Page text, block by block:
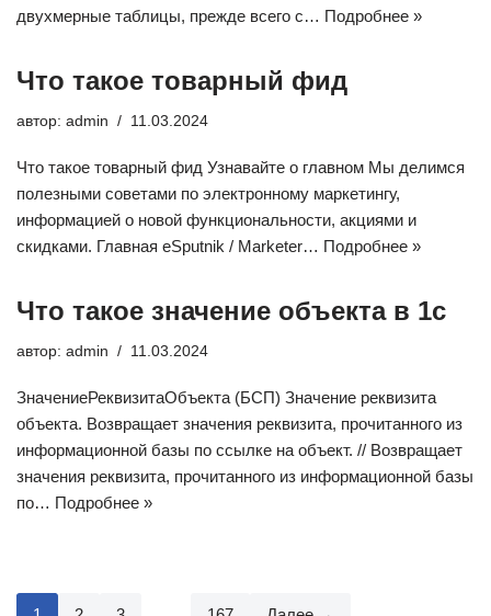
двухмерные таблицы, прежде всего с… Подробнее »
Что такое товарный фид
автор: admin 11.03.2024
Что такое товарный фид Узнавайте о главном Мы делимся
полезными советами по электронному маркетингу,
информацией о новой функциональности, акциями и
скидками. Главная eSputnik / Marketer… Подробнее »
Что такое значение объекта в 1с
автор: admin 11.03.2024
ЗначениеРеквизитаОбъекта (БСП) Значение реквизита
объекта. Возвращает значения реквизита, прочитанного из
информационной базы по ссылке на объект. // Возвращает
значения реквизита, прочитанного из информационной базы
по… Подробнее »